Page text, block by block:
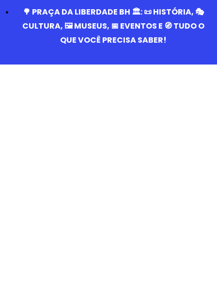
🌳 PRAÇA DA LIBERDADE BH 🏛️: 📜 HISTÓRIA, 🎭
CULTURA, 🖼️ MUSEUS, 📅 EVENTOS E 🧭 TUDO O
QUE VOCÊ PRECISA SABER!